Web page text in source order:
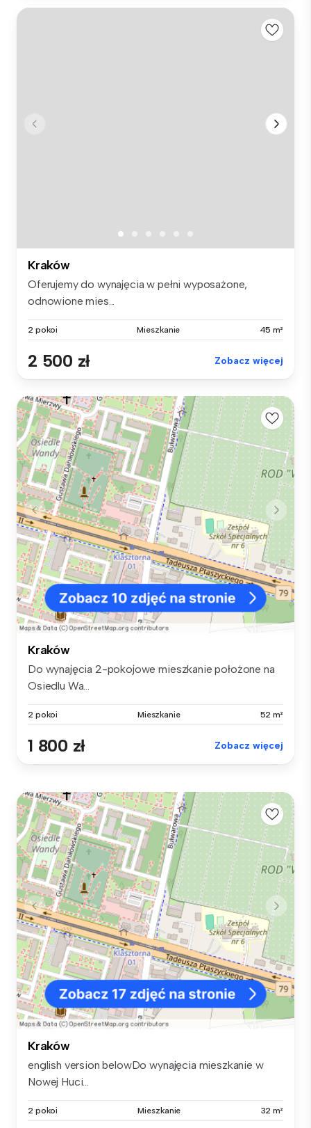
Kraków
Oferujemy do wynajęcia w pełni wyposażone,
odnowione mies...
2 pokoi Mieszkanie 45 m²
2 500 zł Zobacz więcej
Kraków
Do wynajęcia 2-pokojowe mieszkanie położone na
Osiedlu Wa...
2 pokoi Mieszkanie 52 m²
1 800 zł Zobacz więcej
Kraków
english version belowDo wynajęcia mieszkanie w
Nowej Huci...
2 pokoi Mieszkanie 32 m²